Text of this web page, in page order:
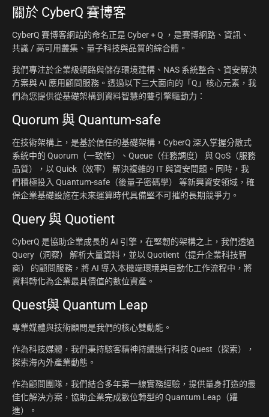
關於 CyberQ 賽博客
CyberQ 賽博客網站的命名正是 Cyber + Q ，是賽博網路、資訊、
共識 / 高可用叢集、量子科技與品質的綜合體。
我們專注於企業級網路與儲存環境建構、NAS 系統整合、資安解決
方案與 AI 應用顧問服務。透過以下三大面向的「Q」核心元素，我
們為您提供從基礎架構到資料智慧的雙引擎驅動力：
Quorum 與 Quantum-safe
在技術架構上，是基於信任的基礎架構，CyberQ 深入掌握分散式
系統中的 Quorum（一致性）、Queue（任務調度） 與 QoS（服務
品質），以 Quick（效率） 解決複雜的 IT 與資安問題。同時，我
們積極投入 Quantum-safe（後量子密碼學） 等新興資安領域，確
保企業基礎設施在未來運算時代具備堅不可摧的長期競爭力。
Query 與 Quotient
CyberQ 是協助企業成長的 AI 引擎，在堅韌的架構之上，我們透過
Query（洞察） 解析大量資料，並以 Quotient（提升企業科技智
商） 的顧問服務，將 AI 導入本機端環境與自動化工作流程中，將
資料轉化為企業最具價值的數位資產。
Quest與 Quantum Leap
專業媒體與技術顧問是我們的核心雙動能。
作為科技媒體，我們秉持駭客精神持續進行科技 Quest（探索），
探索海內外產業動態。
作為顧問團隊，我們結合多年第一線實務經驗，提供量身打造的最
佳化解決方案，協助企業完成數位轉型的 Quantum Leap（躍
進）。